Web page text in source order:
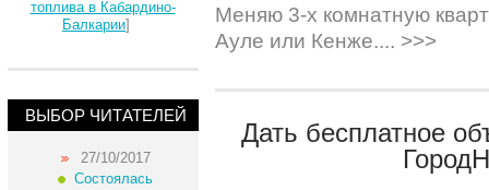
топлива в Кабардино-
Балкарии]
ВЫБОР ЧИТАТЕЛЕЙ
27/10/2017
Состоялась
Меняю 3-х комнатную
Ауле или Кенже.... >>>
Дать бесплатное